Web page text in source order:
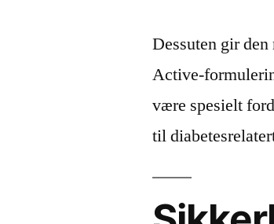
Dessuten gir
Active-
være spesielt
til